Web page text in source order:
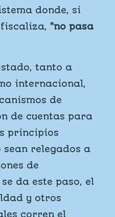
donde, si
"no pasa
tanto a
internacional,
de
de cuentas para
principios
sean relegados a
de
da este paso, el
y otros
corren el